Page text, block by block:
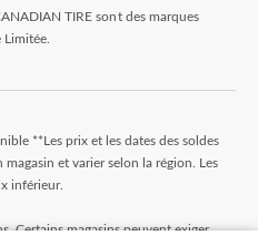
TIRE sont des marques
**Les prix et les dates des soldes
et varier selon la région. Les
inférieur.
Certains magasins peuvent exiger